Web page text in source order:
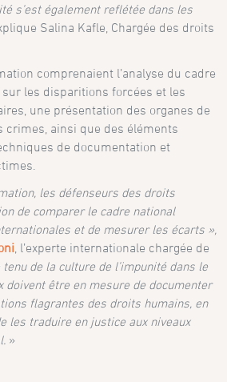
s’est également reflétée dans les
Salina Kafle, Chargée des droits
comprenaient l’analyse du cadre
les disparitions forcées et les
une présentation des organes de
crimes, ainsi que des éléments
de documentation et
les défenseurs des droits
de comparer le cadre national
et de mesurer les écarts »,
, l’experte internationale chargée de
tenu de la culture de l’impunité dans le
doivent être en mesure de documenter
flagrantes des droits humains, en
les traduire en justice aux niveaux
. »